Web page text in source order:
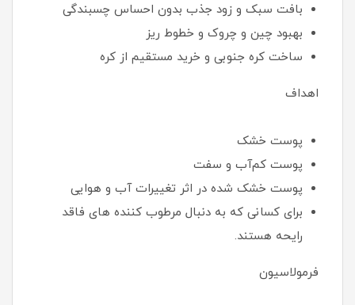
بافت سبک و زود جذب بدون احساس چسبندگی
بهبود چین و چروک و خطوط ریز
ساخت کره جنوبی و خرید مستقیم از کره
اهداف
پوست خشک
پوست کم‌آب و سفت
پوست خشک شده در اثر تغییرات آب و هوایی
برای کسانی که به دنبال مرطوب کننده های فاقد
رایحه هستند.
فرمولاسیون